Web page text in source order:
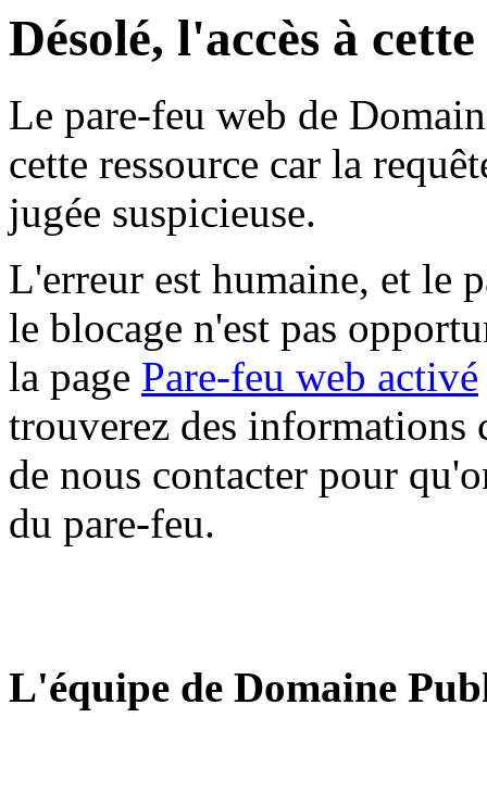
Désolé, l'accès à
Le pare-feu web de
cette ressource car la
jugée suspicieuse.
L'erreur est humaine, et le
le blocage n'est pas
la page Pare-feu web activé
trouverez des informations
de nous contacter pour
du pare-feu.
L'équipe de Domaine